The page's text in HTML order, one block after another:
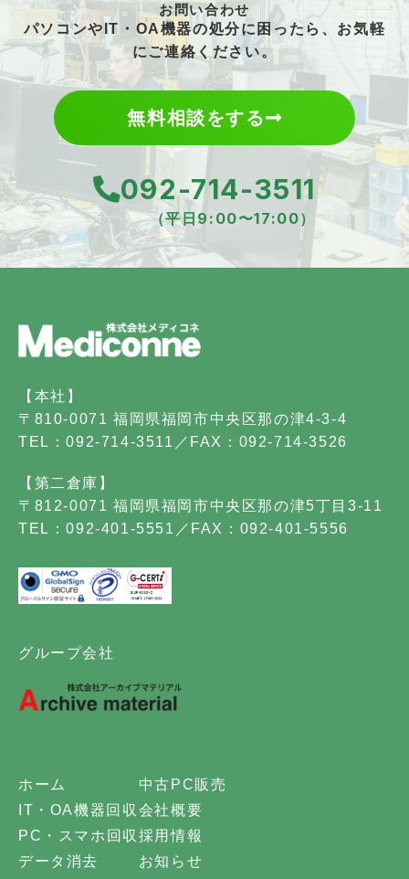
お問い合わせ
パソコンやIT・OA機器の処分に困ったら、お気軽
にご連絡ください。
無料相談をする
092-714-3511
（平日9:00〜17:00）
【本社】
〒810-0071 福岡県福岡市中央区那の津4-3-4
TEL：092-714-3511／FAX：092-714-3526
【第二倉庫】
〒812-0071 福岡県福岡市中央区那の津5丁目3-11
TEL：092-401-5551／FAX：092-401-5556
グループ会社
ホーム
IT・OA機器回収
PC・スマホ回収
データ消去
中古PC販売
会社概要
採用情報
お知らせ